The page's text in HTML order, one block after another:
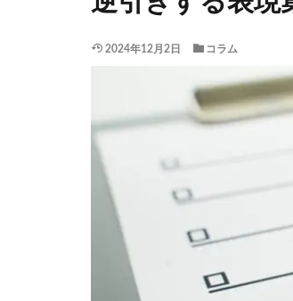
2024年12月2日 コラム